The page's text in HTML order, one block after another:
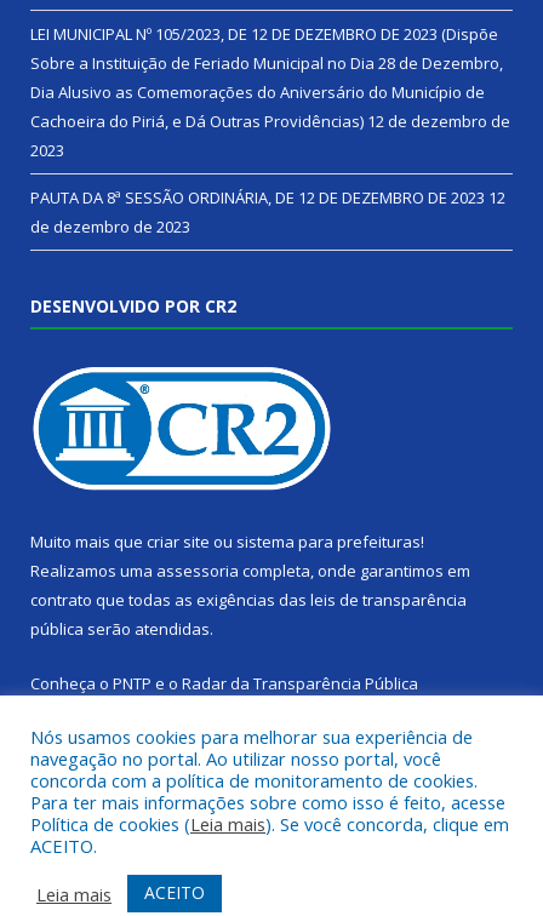
LEI MUNICIPAL Nº 105/2023, DE 12 DE DEZEMBRO DE 2023 (Dispõe
Sobre a Instituição de Feriado Municipal no Dia 28 de Dezembro,
Dia Alusivo as Comemorações do Aniversário do Município de
Cachoeira do Piriá, e Dá Outras Providências) 12 de dezembro de
2023
PAUTA DA 8ª SESSÃO ORDINÁRIA, DE 12 DE DEZEMBRO DE 2023 12
de dezembro de 2023
DESENVOLVIDO POR CR2
Muito mais que criar site ou sistema para prefeituras!
Realizamos uma assessoria completa, onde garantimos em
contrato que todas as exigências das leis de transparência
pública serão atendidas.
Conheça o PNTP e o Radar da Transparência Pública
Todos os direitos reservados a Câmara Municipal de Cachoeira
do Piriá.
Mapa do Site
Acessar Área Administrativa
Nós usamos cookies para melhorar sua experiência de
navegação no portal. Ao utilizar nosso portal, você
concorda com a política de monitoramento de cookies.
Para ter mais informações sobre como isso é feito, acesse
Política de cookies (Leia mais). Se você concorda, clique em
ACEITO.
Leia mais
ACEITO